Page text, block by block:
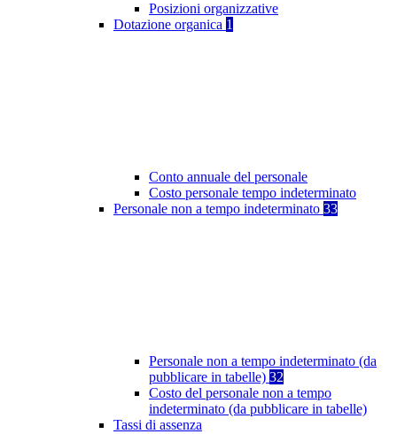
Posizioni organizzative
Dotazione organica 1
Conto annuale del personale
Costo personale tempo indeterminato
Personale non a tempo indeterminato 33
Personale non a tempo indeterminato (da
pubblicare in tabelle) 32
Costo del personale non a tempo
indeterminato (da pubblicare in tabelle)
Tassi di assenza